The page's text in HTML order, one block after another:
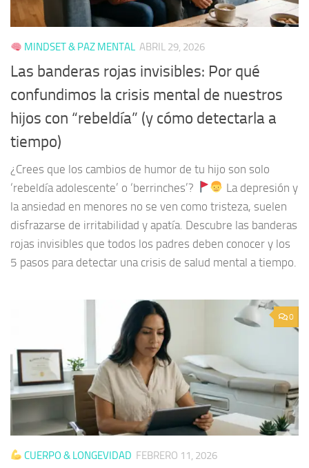
MINDSET & PAZ MENTAL ABRIL 29, 2026
Las banderas rojas invisibles: Por qué
confundimos la crisis mental de nuestros
hijos con “rebeldía” (y cómo detectarla a
tiempo)
¿Crees que los cambios de humor de tu hijo son solo
‘rebeldía adolescente’ o ‘berrinches’?
La depresión y
la ansiedad en menores no se ven como tristeza, suelen
disfrazarse de irritabilidad y apatía. Descubre las banderas
rojas invisibles que todos los padres deben conocer y los
5 pasos para detectar una crisis de salud mental a tiempo.
0
CUERPO & LONGEVIDAD FEBRERO 11, 2026